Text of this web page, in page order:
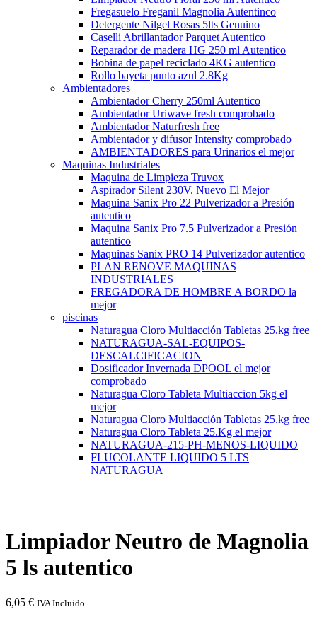
Fregasuelo Freganil Magnolia Autentinco
Detergente Nilgel Rosas 5lts Genuino
Caselli Abrillantador Parquet Autentico
Reparador de madera HG 250 ml Autentico
Bobina de papel reciclado 4KG autentico
Rollo bayeta punto azul 2.8Kg
Ambientadores
Ambientador Cherry 250ml Autentico
Ambientador Uriwave fresh comprobado
Ambientador Naturfresh free
Ambientador y difusor Intensity comprobado
AMBIENTADORES para Urinarios el mejor
Maquinas Industriales
Maquina de Limpieza Truvox
Aspirador Silent 230V. Nuevo El Mejor
Maquina Sanix Pro 22 Pulverizador a Presión
autentico
Maquina Sanix Pro 7.5 Pulverizador a Presión
autentico
Maquinas Sanix PRO 14 Pulverizador autentico
PLAN RENOVE MAQUINAS
INDUSTRIALES
FREGADORA DE HOMBRE A BORDO la
mejor
piscinas
Naturagua Cloro Multiacción Tabletas 25.kg free
NATURAGUA-SAL-EQUIPOS-
DESCALCIFICACION
Dosificador Invernada DPOOL el mejor
comprobado
Naturagua Cloro Tableta Multiaccion 5kg el
mejor
Naturagua Cloro Multiacción Tabletas 25.kg free
Naturagua Cloro Tableta 25.Kg el mejor
NATURAGUA-215-PH-MENOS-LIQUIDO
FLUCOLANTE LIQUIDO 5 LTS
NATURAGUA
Limpiador Neutro de Magnolia
5 ls autentico
6,05 € IVA Incluido